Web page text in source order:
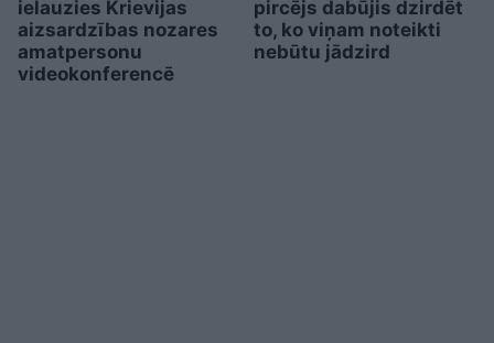
ielauzies Krievijas
aizsardzības nozares
amatpersonu
videokonferencē
pircējs dabūjis dzirdēt
to, ko viņam noteikti
nebūtu jādzird